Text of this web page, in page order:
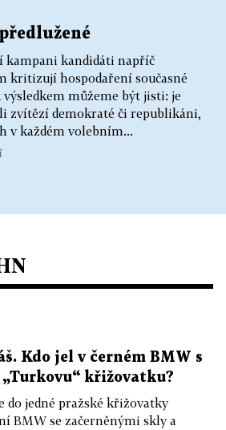
kampani kandidáti napříč
kritizují hospodaření současné
výsledkem můžeme být jisti: je
zvítězí demokraté či republikáni,
v každém volebním...
Kdo jel v černém BMW s
křižovatku?
do jedné pražské křižovatky
BMW se začerněnými skly a